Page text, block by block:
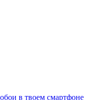
в твоем смартфоне